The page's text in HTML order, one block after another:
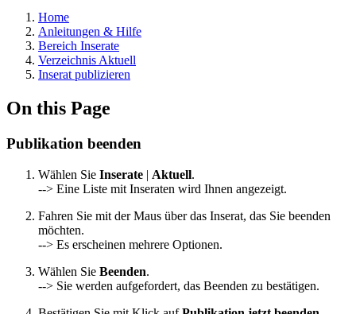
Home
Anleitungen & Hilfe
Bereich Inserate
Verzeichnis Aktuell
Inserat publizieren
On this Page
Publikation beenden
Wählen Sie Inserate | Aktuell.
--> Eine Liste mit Inseraten wird Ihnen angezeigt.
Fahren Sie mit der Maus über das Inserat, das Sie beenden
möchten.
--> Es erscheinen mehrere Optionen.
Wählen Sie Beenden.
--> Sie werden aufgefordert, das Beenden zu bestätigen.